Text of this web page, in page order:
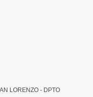
LORENZO - DPTO